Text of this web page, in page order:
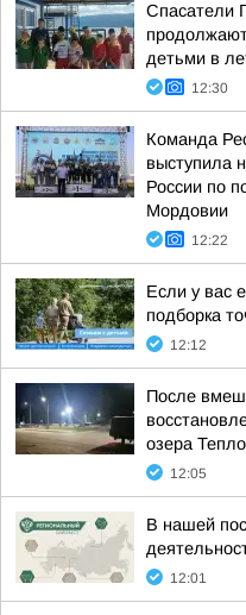
Спасатели
детьми в
12:30
Команда
выступила
России по
Мордовии
12:22
Если у вас
подборка
12:12
После
озера
12:05
В нашей
12:01